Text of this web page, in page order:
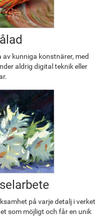
kunniga konstnärer, med
aldrig digital teknik eller
på varje detalj i verket
som möjligt och får en unik